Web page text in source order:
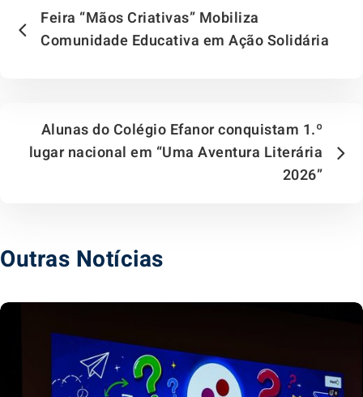
Feira “Mãos Criativas” Mobiliza
Comunidade Educativa em Ação Solidária
Alunas do Colégio Efanor conquistam 1.º
lugar nacional em “Uma Aventura Literária
2026”
Outras Notícias